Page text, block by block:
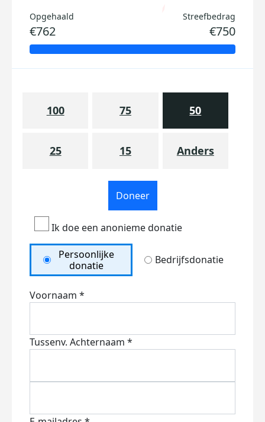
Opgehaald
€762
Streefbedrag
€750
100 75 50
25 15 Anders
Doneer
Ik doe een anonieme donatie
Persoonlijke
donatie
Bedrijfsdonatie
Voornaam *
Tussenv. Achternaam *